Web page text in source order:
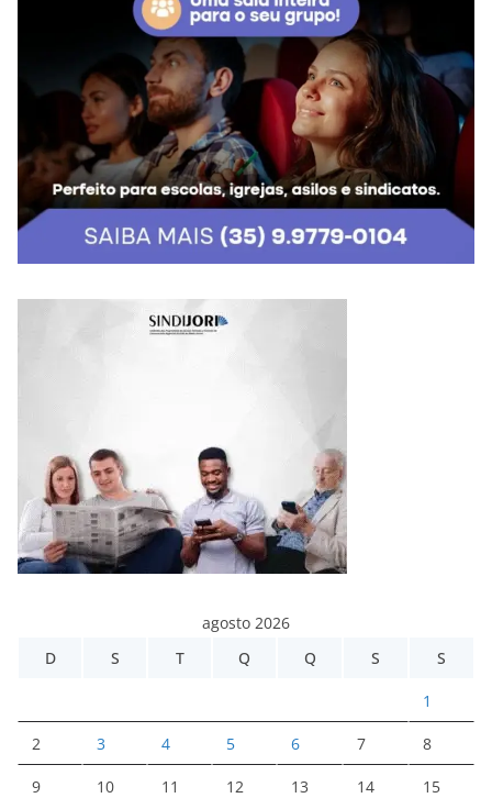
agosto 2026
D
S T Q Q S S
1
2 3 4 5 6 7 8
9 10 11 12 13 14 15